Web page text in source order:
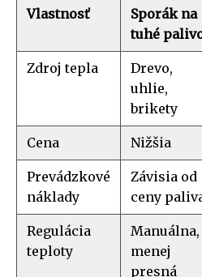
Vlastnosť
Sporák na
tuhé
Zdroj tepla
Drevo,
uhlie,
brikety
Cena Nižšia
Prevádzkové
náklady
Závisia od
ceny
Regulácia
teploty
Manuálna,
menej
presná